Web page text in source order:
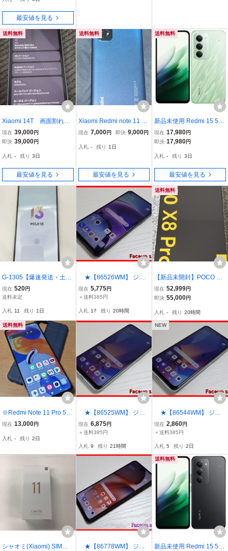
ターリーブルー
最安値を見る
送料無料
Xiaomi 14T 画面割れア
リ グローバル版 12GB R
AM 256GB ROM 2406AP
現在 39,000円
即決 39,000円
入札 - 残り 3日
最安値を見る
送料無料
Xiaomi Redmi note 11 ブ
ルー SIMフリー デュアル
ヤホンジャック有り
現在 7,000円 即決 9,000円
入札 - 残り 1日
最安値を見る
送料無料
新品未使用 Redmi 15 5G
A501XM [リップルグリー
ン/緑] Softbank ワイモバ
ク解除済み 本体 Xiaomi 4
549046156181
現在 17,980円
即決 17,980円
入札 - 残り 3日
最安値を見る
G-1305【爆速発送・土日
発送可】Xiaomi Mi10 Lite
5G XIG01 ドリームホワイ
〇 １円スタート【キャリ
ア・au】
現在 520円
送料未定
入札 11 残り 1日
★【86526WM】 ジャ
ンク SoftBank A001XM Xi
aomi Redmi Note 9T ナイ
B 1円 ! 1スタ !
現在 5,775円
＋送料385円
入札 17 残り 20時間
送料無料
【新品未開封】POCO X8
Pro 白 8GB 256GB SIMフ
リー スマートフォン Xiao
現在 52,999円
即決 55,000円
入札 - 残り 20時間
送料無料
※Redmi Note 11 Pro 5G
128GB ホワイト 楽天版※
現在 13,000円
入札 - 残り 2日
★【86525WM】 ジャ
ンク UQmobile XIG02 Xia
omi Redmi Note 10 JE ク
タ !
現在 6,875円
＋送料385円
入札 9 残り 21時間
NEW
★【86544WM】 ジャ
ンク au XIG02 Xiaomi Re
dmi Note 10 JE クローム
現在 2,860円
＋送料385円
入札 5 残り 2日
シャオミ(Xiaomi) SIMフ
★【86778WM】 ジャ
送料無料
新品未使用 Redmi 15 5G